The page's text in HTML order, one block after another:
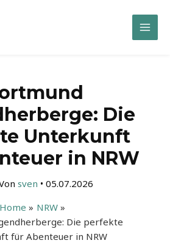
Main
Die
Unterkunft
in NRW
sven • 05.07.2026
Home
NRW
Die perfekte
für Abenteuer in NRW